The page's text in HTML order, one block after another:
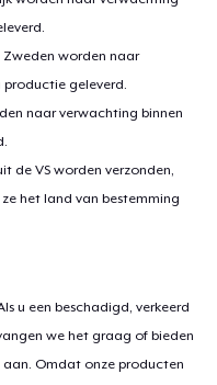
Zweden worden naar
geleverd.
naar verwachting binnen
de VS worden verzonden,
het land van bestemming
u een beschadigd, verkeerd
we het graag of bieden
Omdat onze producten